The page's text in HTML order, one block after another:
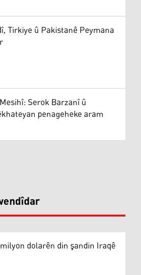
Tirkiye û Pakistanê Peymana
Serok Barzanî û
penageheke aram
dolarên din şandin Iraqê